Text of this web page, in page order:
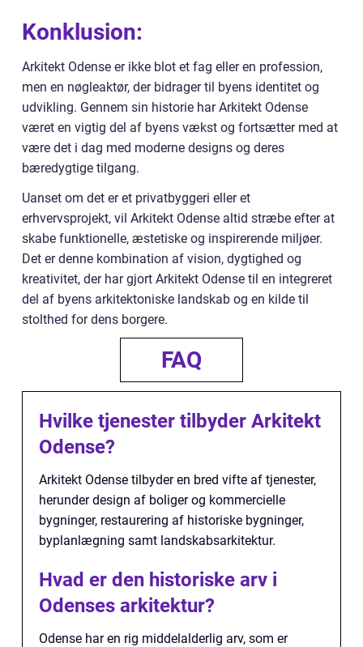
Konklusion:
Arkitekt Odense er ikke blot et fag eller en profession,
men en nøgleaktør, der bidrager til byens identitet og
udvikling. Gennem sin historie har Arkitekt Odense
været en vigtig del af byens vækst og fortsætter med at
være det i dag med moderne designs og deres
bæredygtige tilgang.
Uanset om det er et privatbyggeri eller et
erhvervsprojekt, vil Arkitekt Odense altid stræbe efter at
skabe funktionelle, æstetiske og inspirerende miljøer.
Det er denne kombination af vision, dygtighed og
kreativitet, der har gjort Arkitekt Odense til en integreret
del af byens arkitektoniske landskab og en kilde til
stolthed for dens borgere.
FAQ
Hvilke tjenester tilbyder Arkitekt
Odense?
Arkitekt Odense tilbyder en bred vifte af tjenester,
herunder design af boliger og kommercielle
bygninger, restaurering af historiske bygninger,
byplanlægning samt landskabsarkitektur.
Hvad er den historiske arv i
Odenses arkitektur?
Odense har en rig middelalderlig arv, som er